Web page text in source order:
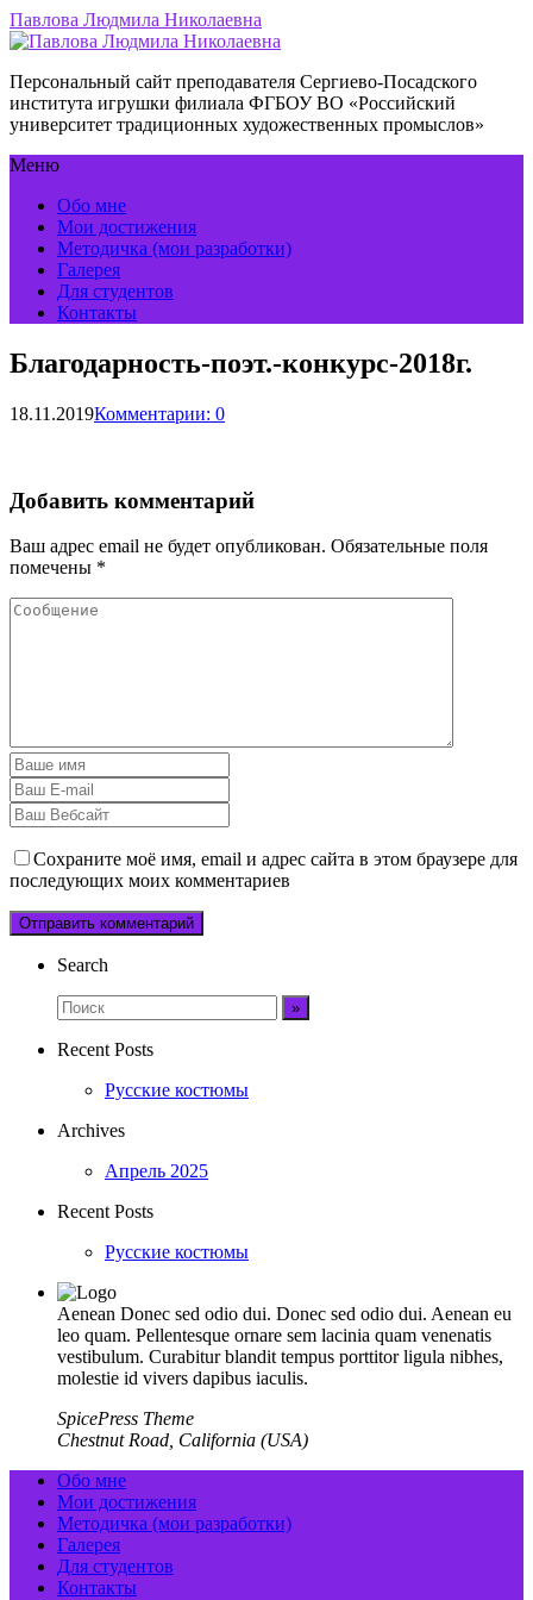
Павлова Людмила Николаевна
Персональный сайт преподавателя Сергиево-Посадского
института игрушки филиала ФГБОУ ВО «Российский
университет традиционных художественных промыслов»
Меню
Обо мне
Мои достижения
Методичка (мои разработки)
Галерея
Для студентов
Контакты
Благодарность-поэт.-конкурс-2018г.
18.11.2019Комментарии: 0
Добавить комментарий
Ваш адрес email не будет опубликован. Обязательные поля
помечены *
Сохраните моё имя, email и адрес сайта в этом браузере для
последующих моих комментариев
Search
Recent Posts
Русские костюмы
Archives
Апрель 2025
Recent Posts
Русские костюмы
Aenean Donec sed odio dui. Donec sed odio dui. Aenean eu
leo quam. Pellentesque ornare sem lacinia quam venenatis
vestibulum. Curabitur blandit tempus porttitor ligula nibhes,
molestie id vivers dapibus iaculis.
SpicePress Theme
Chestnut Road, California (USA)
Обо мне
Мои достижения
Методичка (мои разработки)
Галерея
Для студентов
Контакты